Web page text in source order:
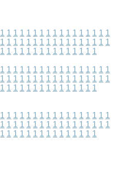
1 1 1 1 1 1 1 1 1 1 1 1 1 1 1 1 1
1 1 1 1 1 1 1 1 1 1 1 1 1 1 1 1 1
1 1 1 1 1 1 1 1 1 1 1 1 1 1 1
1 1 1 1 1 1 1 1 1 1 1 1 1 1 1 1 1
1 1 1 1 1 1 1 1 1 1 1 1 1 1 1 1 1
1 1 1 1 1 1 1 1 1 1 1 1 1 1 1
1 1 1 1 1 1 1 1 1 1 1 1 1 1 1 1 1
1 1 1 1 1 1 1 1 1 1 1 1 1 1 1 1 1
1 1 1 1 1 1 1 1 1 1 1 1 1 1 1